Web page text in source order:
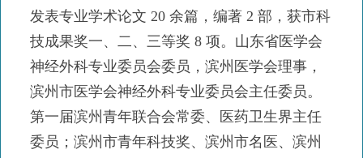
发表专业学术论文 20 余篇，编著 2 部，获市科
技成果奖一、二、三等奖 8 项。山东省医学会
神经外科专业委员会委员，滨州医学会理事，
滨州市医学会神经外科专业委员会主任委员。
第一届滨州青年联合会常委、医药卫生界主任
委员；滨州市青年科技奖、滨州市名医、滨州